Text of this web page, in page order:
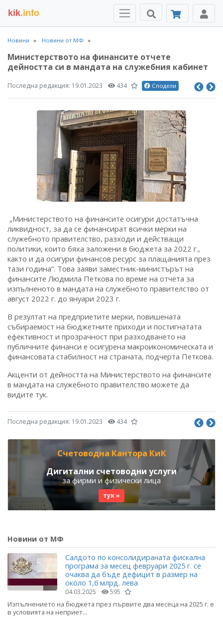
kik.info
Новини Новини от МФ
Министерството на финансите отчете
дейността си в мандата на служебния кабинет
Последна редакция: 19.01.2023 434 Сподели
„Министерството на финансите осигури достатъчна
ликвидност, за да се финансират всички мерки на
служебното правителство, разходи и действащи
политики, които бяха заложени в бюджета за 2022 г.,
както и да осигури финансов ресурс за плащанията през
тази година“. Това заяви заместник-министърът на
финансите Людмила Петкова по време на отчета за
изпълненото в мандата на служебното правителство от
август 2022 г. до януари 2023 г.
В резултат на предприетите мерки, повишената
събираемост на бюджетните приходи и постигнатата
ефективност и прозрачност при разходването на
публичните финанси е осигурена макроикономическата и
финансовата стабилност на страната, подчерта Петкова.
Акценти от дейността на Министерството на финансите
в мандата на служебното правителство можете да
видите тук.
Последна редакция: 19.01.2023 434
Счетоводна Кантора КиК
Дигитални счетоводни услуги
за фирми и физически лица
тук »
Новини от МФ
Салдото по консолидираната фискална
програма за месец февруари 2025 г. се
очаква да бъде дефицит в размер на
около 1,6 млрд. лева
04.03.2025 595
Изпълнението на бюджета през първите два месеца на 2025 г. е
в условията на неприет...